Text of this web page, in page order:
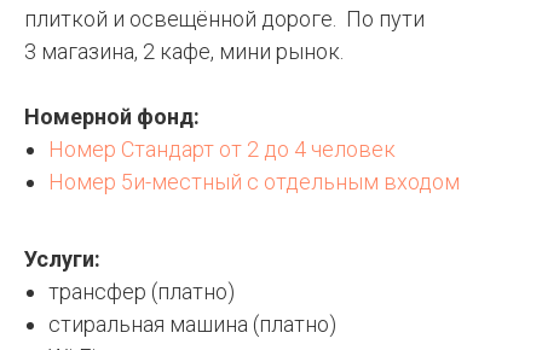
плиткой и освещённой дороге. По пути
3 магазина, 2 кафе, мини рынок.
Номерной фонд:
Номер Стандарт от 2 до 4 человек
Номер 5и-местный с отдельным входом
Услуги:
трансфер (платно)
стиральная машина (платно)